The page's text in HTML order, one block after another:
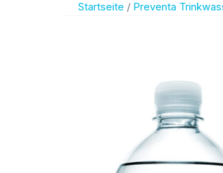
Startseite / Preventa